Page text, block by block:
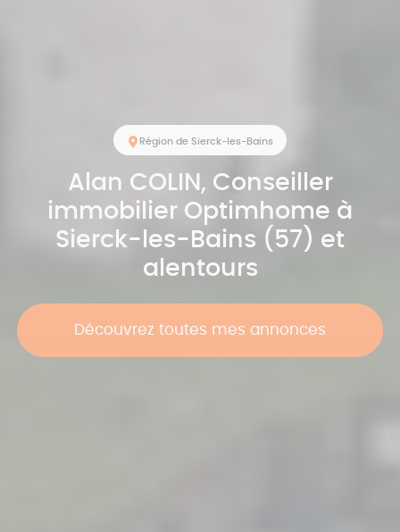
Région de Sierck-les-Bains
Alan COLIN , Conseiller
immobilier Optimhome à
Sierck-les-Bains (57) et
alentours
Découvrez toutes mes annonces